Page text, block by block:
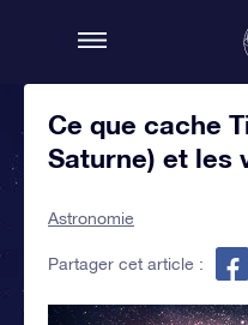
Ce que cache
Saturne) et les
Astronomie
Partager cet article :